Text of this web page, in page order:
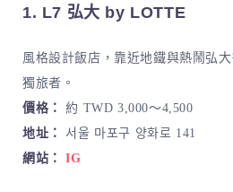
1. L7 弘大 by LOTTE
風格設計飯店，靠近地鐵與熱鬧弘
獨旅者。
價格：
約 TWD 3,000～4,500
地址：
서울 마포구 양화로 141
網站：
IG